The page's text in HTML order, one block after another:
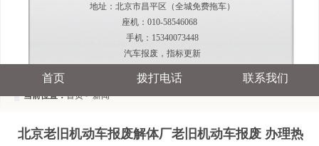
地址：北京市昌平区（全城免费拖车）
座机：010-58546068
手机：15340073448
汽车报废，指标更新
当前位置：首页>新闻
北京老旧机动车报废解体厂老旧机动车报废 办理热
首页 拨打电话 联系我们